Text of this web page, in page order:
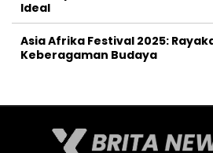
Ideal
Asia Afrika Festival 2025:
Keberagaman Budaya